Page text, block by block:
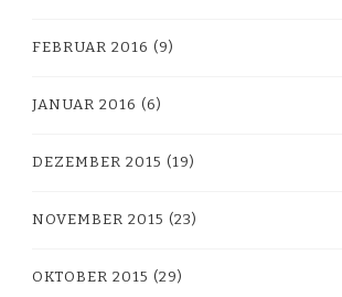
FEBRUAR 2016 (9)
JANUAR 2016 (6)
DEZEMBER 2015 (19)
NOVEMBER 2015 (23)
OKTOBER 2015 (29)